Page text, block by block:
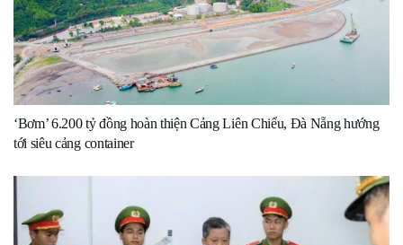
‘Bơm’ 6.200 tỷ đồng hoàn thiện Cảng Liên Chiểu, Đà Nẵng hướng
tới siêu cảng container